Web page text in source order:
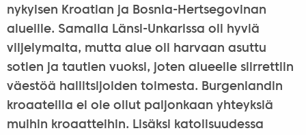
nykyisen Kroatian ja Bosnia-Hertsegovinan
alueille. Samalla Länsi-Unkarissa oli hyviä
viljelymaita, mutta alue oli harvaan asuttu
sotien ja tautien vuoksi, joten alueelle siirrettiin
väestöä hallitsijoiden toimesta. Burgenlandin
kroaateilla ei ole ollut paljonkaan yhteyksiä
muihin kroaatteihin. Lisäksi katolisuudessa